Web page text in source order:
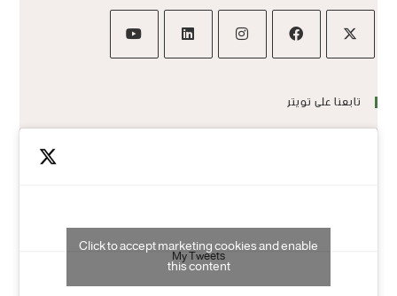
تابعنا على تويتر
My Tweets
Click to accept marketing cookies and enable
this content